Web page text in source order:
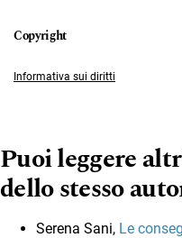
Informativa sui diritti
Puoi leggere
dello stesso
Serena Sani, Le